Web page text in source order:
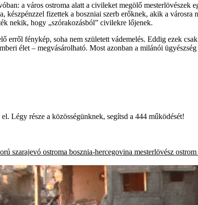
a város ostroma alatt a civileket megölő
fizettek a boszniai szerb erőknek, akik a
nekik, hogy „szórakozásból” civilekre lőjenek.
erről fénykép, soha nem született vádemelés. Eddig ezek
élet – megvásárolható. Most azonban a milánói
Légy része a közösségünknek, segítsd a 444 működését!
szarajevó ostroma bosznia-hercegovina mesterlövész ostrom